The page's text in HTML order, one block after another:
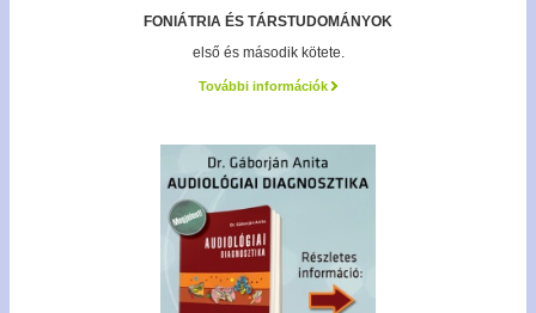
FONIÁTRIA ÉS TÁRSTUDOMÁNYOK
első és második kötete.
További információk